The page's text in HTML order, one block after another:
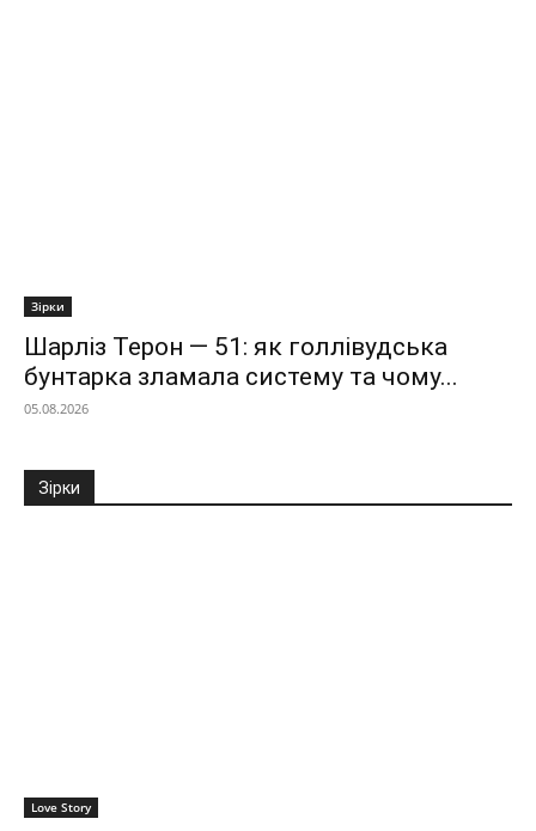
Зірки
Шарліз Терон — 51: як голлівудська
бунтарка зламала систему та чому...
05.08.2026
Зірки
Love Story